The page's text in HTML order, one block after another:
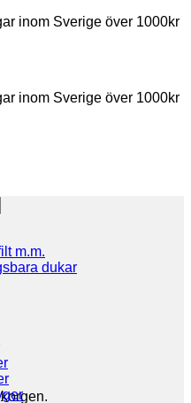
inom Sverige över 1000kr
inom Sverige över 1000kr
m.m.
dukar